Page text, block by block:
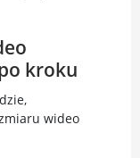
kroku
wideo